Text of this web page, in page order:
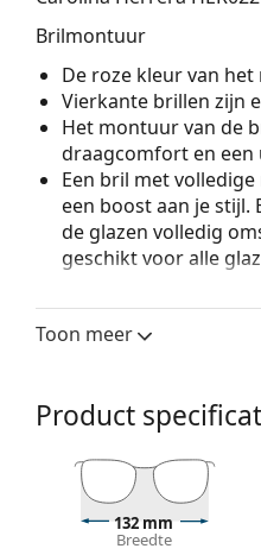
Brilmontuur
De roze kleur van
Vierkante brillen zijn
Het montuur van de
draagcomfort en
Een bril met
een boost aan je stijl.
de glazen volledig
geschikt voor alle
Wij leveren de brillen
Bekijk het volledige
bij het kiezen.
Het is een medisch
Toon meer
Product
132 mm
Breedte